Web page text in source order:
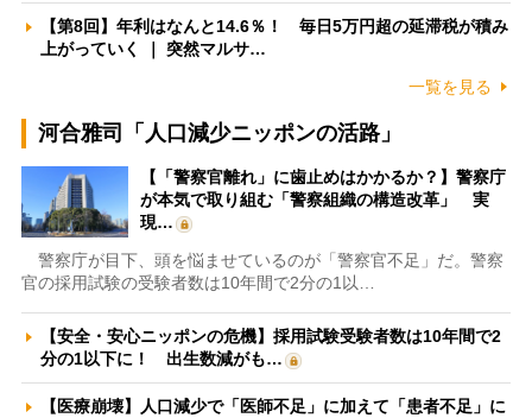
【第8回】年利はなんと14.6％！ 毎日5万円超の延滞税が積み
上がっていく ｜ 突然マルサ…
一覧を見る
河合雅司「人口減少ニッポンの活路」
【「警察官離れ」に歯止めはかかるか？】警察庁
が本気で取り組む「警察組織の構造改革」 実
現…
警察庁が目下、頭を悩ませているのが「警察官不足」だ。警察
官の採用試験の受験者数は10年間で2分の1以…
【安全・安心ニッポンの危機】採用試験受験者数は10年間で2
分の1以下に！ 出生数減がも…
【医療崩壊】人口減少で「医師不足」に加えて「患者不足」に